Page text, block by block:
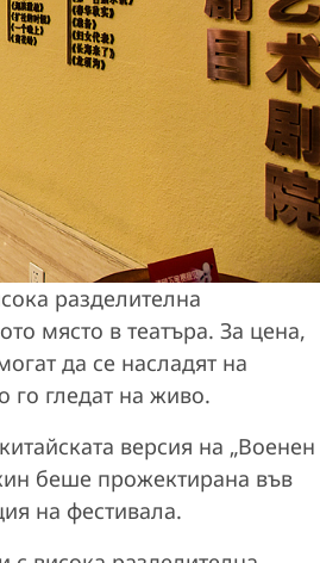
разделителна
място в театъра. За цена,
да се насладят на
го гледат на живо.
версия на „Военен
беше прожектирана във
на фестивала.